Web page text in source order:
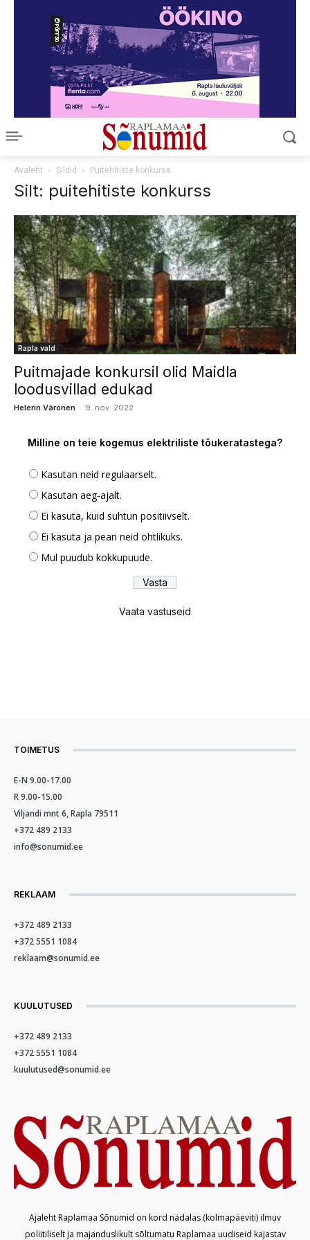
Avaleht Sildid Puitehitiste konkurss
Silt: puitehitiste konkurss
Rapla vald
Puitmajade konkursil olid Maidla
loodusvillad edukad
Helerin Väronen - 9. nov. 2022
Milline on teie kogemus elektriliste tõukeratastega?
Kasutan neid regulaarselt.
Kasutan aeg-ajalt.
Ei kasuta, kuid suhtun positiivselt.
Ei kasuta ja pean neid ohtlikuks.
Mul puudub kokkupuude.
Vaata vastuseid
TOIMETUS
E-N 9.00-17.00
R 9.00-15.00
Viljandi mnt 6, Rapla 79511
+372 489 2133
info@sonumid.ee
REKLAAM
+372 489 2133
+372 5551 1084
reklaam@sonumid.ee
KUULUTUSED
+372 489 2133
+372 5551 1084
kuulutused@sonumid.ee
Ajaleht Raplamaa Sõnumid on kord nädalas (kolmapäeviti) ilmuv
poliitiliselt ja majanduslikult sõltumatu Raplamaa uudiseid kajastav